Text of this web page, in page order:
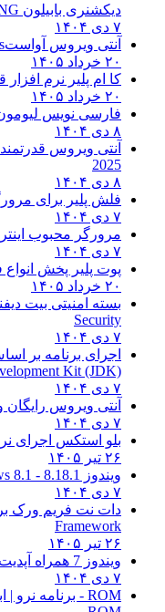
دیکشنری بابیلون NG - فرهنگ لغت کامپیوتر
۷ دی ۱۴۰۴
آنتی ویروس آواست
۲۰ خرداد ۱۴۰۵
کا ام پلیر نرم
۲۰ خرداد ۱۴۰۵
فارسی نویس
۸ دی ۱۴۰۴
آنتی ویروس قدرتمند
2025
۸ دی ۱۴۰۴
فلش پلیر برای
۷ دی ۱۴۰۴
مرورگر محبوب
۷ دی ۱۴۰۴
پوت پلیر پخش
۲۰ خرداد ۱۴۰۵
بسته امنیتی بیت
Security
۷ دی ۱۴۰۴
اجرای برنامه بر
Kit (JDK)
۷ دی ۱۴۰۴
آنتی ویروس رایگان و
۷ دی ۱۴۰۴
بلو استکس اجرای
۲۶ تیر ۱۴۰۵
ویندوز 8.1
8.1 - Microsoft Windows 8.1
۷ دی ۱۴۰۴
دات نت فریم ورک
Framework
۲۶ تیر ۱۴۰۵
ویندوز 7 همراه آپدیت 7 SP1
۷ دی ۱۴۰۴
ROM - برنامه نرو | ابزار رایت حرفه ای و